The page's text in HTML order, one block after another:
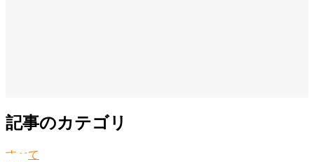
記事のカテゴリ
すべて